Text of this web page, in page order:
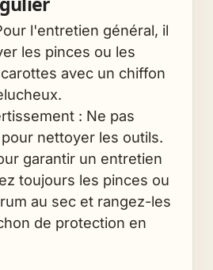
l'entretien général, il
les pinces ou les
avec un chiffon
: Ne pas
nettoyer les outils.
garantir un entretien
toujours les pinces ou
au sec et rangez-les
de protection en